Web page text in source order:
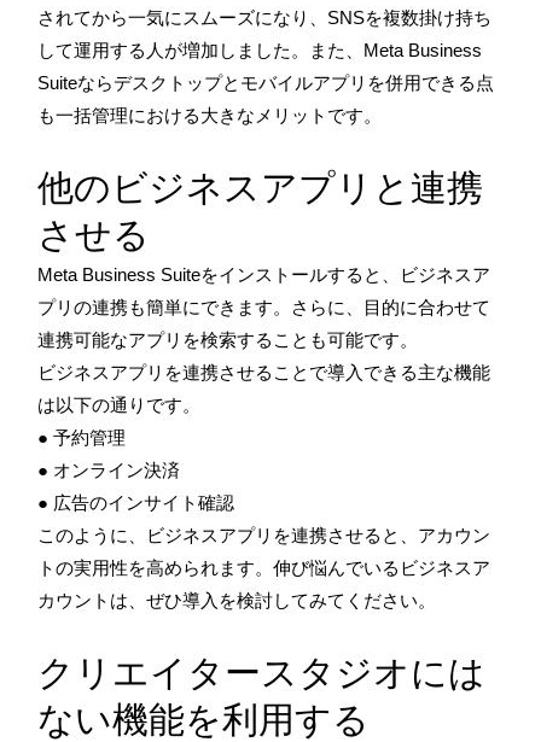
されてから一気にスムーズになり、SNSを複数掛け持ち
して運用する人が増加しました。また、Meta Business
Suiteならデスクトップとモバイルアプリを併用できる点
も一括管理における大きなメリットです。
他のビジネスアプリと連携
させる
Meta Business Suiteをインストールすると、ビジネスア
プリの連携も簡単にできます。さらに、目的に合わせて
連携可能なアプリを検索することも可能です。
ビジネスアプリを連携させることで導入できる主な機能
は以下の通りです。
● 予約管理
● オンライン決済
● 広告のインサイト確認
このように、ビジネスアプリを連携させると、アカウン
トの実用性を高められます。伸び悩んでいるビジネスア
カウントは、ぜひ導入を検討してみてください。
クリエイタースタジオには
ない機能を利用する